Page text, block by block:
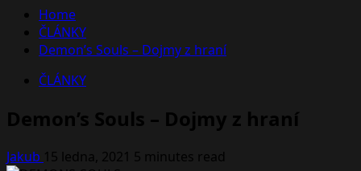
Home
ČLÁNKY
Demon’s Souls – Dojmy z hraní
ČLÁNKY
Demon’s Souls – Dojmy z hraní
Jakub 15 ledna, 2021 5 minutes read